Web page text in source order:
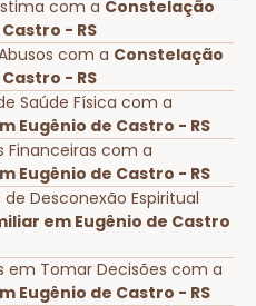
com a Constelação
- RS
com a Constelação
- RS
Saúde Física com a
Eugênio de Castro - RS
Financeiras com a
Eugênio de Castro - RS
Desconexão Espiritual
em Eugênio de Castro
em Tomar Decisões com a
Eugênio de Castro - RS